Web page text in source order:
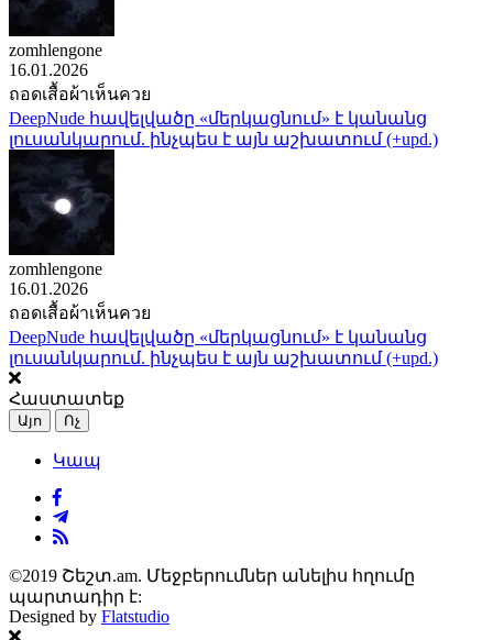
zomhlengone
16.01.2026
ถอดเสื้อผ้าเห็นควย
DeepNude հավելվածը «մերկացնում» է կանանց
լուսանկարում. ինչպես է այն աշխատում (+upd.)
zomhlengone
16.01.2026
ถอดเสื้อผ้าเห็นควย
DeepNude հավելվածը «մերկացնում» է կանանց
լուսանկարում. ինչպես է այն աշխատում (+upd.)
Հաստատեք
Այո Ոչ
Կապ
©2019 Շեշտ.am. Մեջբերումներ անելիս հղումը
պարտադիր է:
Designed by Flatstudio